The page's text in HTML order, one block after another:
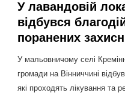
У лавандовій
відбувся
поранених
У мальовничому селі
громади на Вінниччині
які проходять лікування та